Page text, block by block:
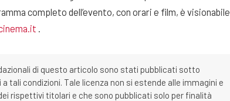
completo dell’evento, con orari e film, è visionabile
.
di questo articolo sono stati pubblicati sotto
tali condizioni. Tale licenza non si estende alle immagini e
rispettivi titolari e che sono pubblicati solo per finalità